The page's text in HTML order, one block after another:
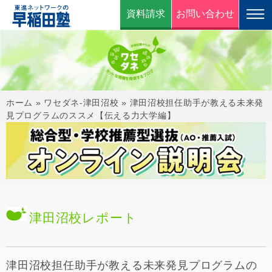
資料請求 お問い合わせ
ホーム » ワセダネ-津田沼校 » 津田沼校担任助手が教える未来発
見プログラムのススメ【伝える力大学編】
津田沼校 レポート
津田沼校担任助手が教える未来発見プログラムの